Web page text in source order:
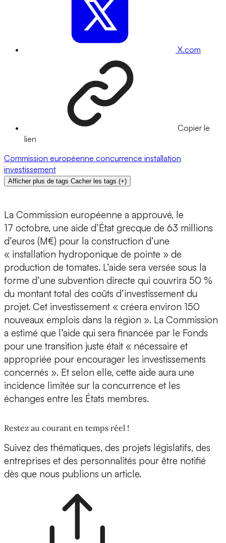
X.com
Copier le
lien
Commission européenne concurrence installation
investissement
Afficher plus de tags Cacher les tags (+)
La Commission européenne a approuvé, le
17 octobre, une aide d’État grecque de 63 millions
d’euros (M€) pour la construction d’une
« installation hydroponique de pointe » de
production de tomates. L’aide sera versée sous la
forme d’une subvention directe qui couvrira 50 %
du montant total des coûts d’investissement du
projet. Cet investissement « créera environ 150
nouveaux emplois dans la région ». La Commission
a estimé que l’aide qui sera financée par le Fonds
pour une transition juste était « nécessaire et
appropriée pour encourager les investissements
concernés ». Et selon elle, cette aide aura une
incidence limitée sur la concurrence et les
échanges entre les États membres.
Restez au courant en temps réel !
Suivez des thématiques, des projets législatifs, des
entreprises et des personnalités pour être notifié
dès que nous publions un article.